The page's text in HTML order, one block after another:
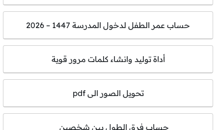
حساب عمر الطفل لدخول المدرسة 1447 – 2026
أداة توليد وانشاء كلمات مرور قوية
تحويل الصور الى pdf
حساب فرق الطول بين شخصين